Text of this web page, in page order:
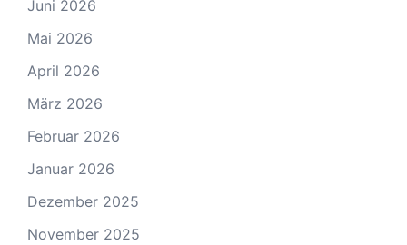
Juni 2026
Mai 2026
April 2026
März 2026
Februar 2026
Januar 2026
Dezember 2025
November 2025